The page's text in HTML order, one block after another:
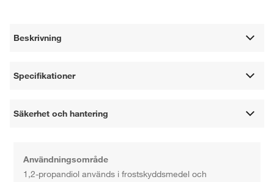
Beskrivning
Specifikationer
Säkerhet och hantering
Användningsområde
1,2-propandiol används i frostskyddsmedel och